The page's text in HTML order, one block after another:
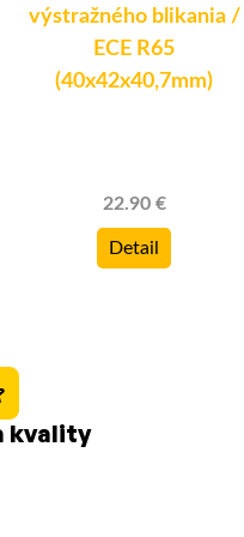
výstražného blikania /
ECE R65
(40x42x40,7mm)
22.90 €
Detail
kvality